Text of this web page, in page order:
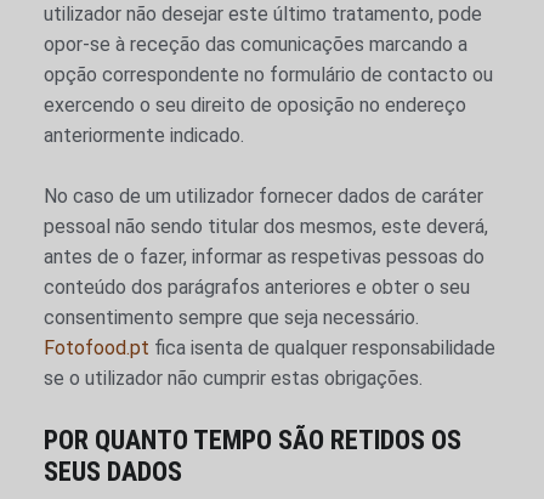
utilizador não desejar este último tratamento, pode
opor-se à receção das comunicações marcando a
opção correspondente no formulário de contacto ou
exercendo o seu direito de oposição no endereço
anteriormente indicado.
No caso de um utilizador fornecer dados de caráter
pessoal não sendo titular dos mesmos, este deverá,
antes de o fazer, informar as respetivas pessoas do
conteúdo dos parágrafos anteriores e obter o seu
consentimento sempre que seja necessário.
Fotofood.pt fica isenta de qualquer responsabilidade
se o utilizador não cumprir estas obrigações.
POR QUANTO TEMPO SÃO RETIDOS OS
SEUS DADOS